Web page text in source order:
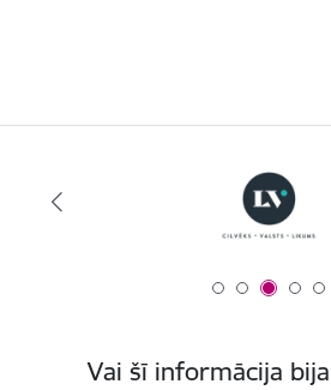
Vai šī informācija